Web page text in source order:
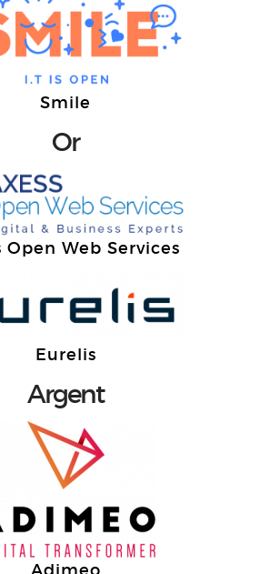
Smile
Or
Open Web Services
Eurelis
Argent
Adimeo